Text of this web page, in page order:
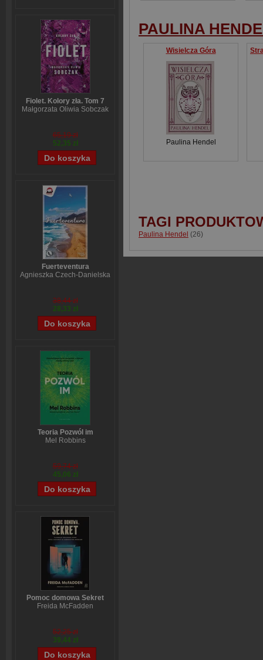
Fiolet. Kolory zła. Tom 7
Małgorzata Oliwia Sobczak
65,19 zł
52,35 zł
Fuerteventura
Agnieszka Czech-Danielska
38,44 zł
28,33 zł
Teoria Pozwól im
Mel Robbins
59,74 zł
45,06 zł
Pomoc domowa Sekret
Freida McFadden
52,25 zł
39,44 zł
PAULINA
Wisielcza Góra
Paulina Hendel
TAGI
Paulina Hendel (26)